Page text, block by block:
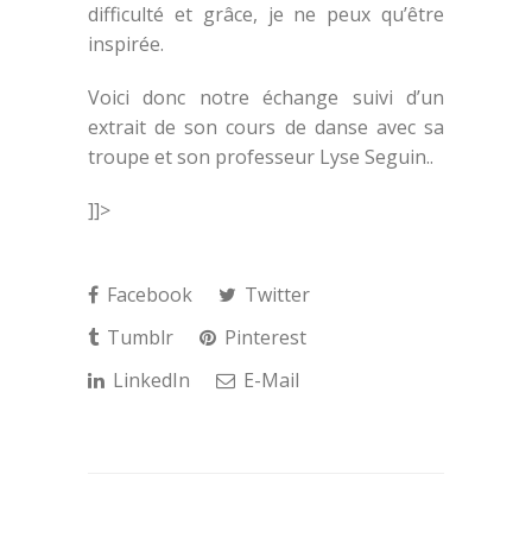
difficulté et grâce, je ne peux qu’être
inspirée.
Voici donc notre échange suivi d’un
extrait de son cours de danse avec sa
troupe et son professeur Lyse Seguin..
]]>
Facebook
Twitter
Tumblr
Pinterest
LinkedIn
E-Mail